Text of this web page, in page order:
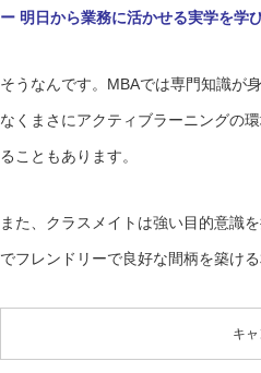
ー 明日から業務に活かせる実学を学
そうなんです。MBAでは専門知識が
なくまさにアクティブラーニングの
ることもあります。
また、クラスメイトは強い目的意識
でフレンドリーで良好な間柄を築け
キ